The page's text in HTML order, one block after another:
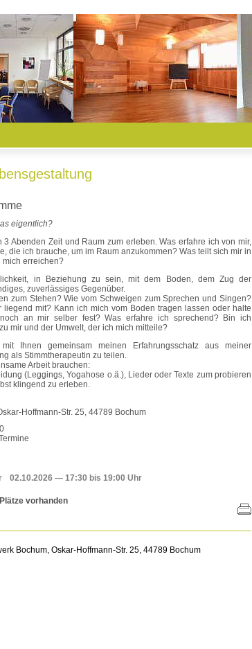
eigentlich?
Abenden Zeit und Raum zum erleben. Was erfahre ich von mir,
die ich brauche, um im Raum anzukommen? Was teilt sich mir in
mich erreichen?
in Beziehung zu sein, mit dem Boden, dem Zug der
zuverlässiges Gegenüber.
zum Stehen? Wie vom Schweigen zum Sprechen und Singen?
liegend mit? Kann ich mich vom Boden tragen lassen oder halte
an mir selber fest? Was erfahre ich sprechend? Bin ich
mir und der Umwelt, der ich mich mitteile?
Ihnen gemeinsam meinen Erfahrungsschatz aus meiner
als Stimmtherapeutin zu teilen.
Arbeit brauchen:
(Leggings, Yogahose o.ä.), Lieder oder Texte zum probieren
klingend zu erleben.
Hoffmann-Str. 25, 44789 Bochum
02.10.2026 — 17:30 bis 19:00 Uhr
vorhanden
Bochum, Oskar-Hoffmann-Str. 25, 44789 Bochum